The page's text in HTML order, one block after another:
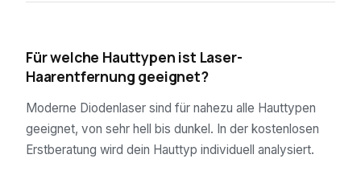
Für welche Hauttypen ist Laser-
Haarentfernung geeignet?
Moderne Diodenlaser sind für nahezu alle Hauttypen
geeignet, von sehr hell bis dunkel. In der kostenlosen
Erstberatung wird dein Hauttyp individuell analysiert.